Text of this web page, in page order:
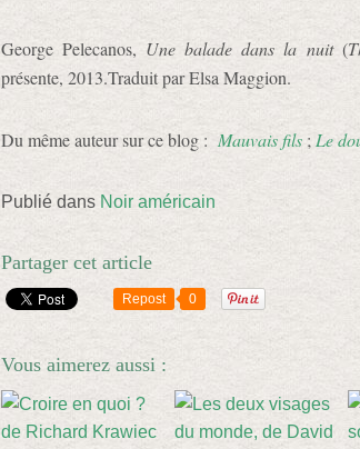
George Pelecanos, Une balade dans la nuit(
présente, 2013.Traduit par Elsa Maggion.
Du même auteur sur ce blog : Mauvais fils ; Le
Publié dans Noir américain
Partager cet article
Repost 0
Vous aimerez aussi :